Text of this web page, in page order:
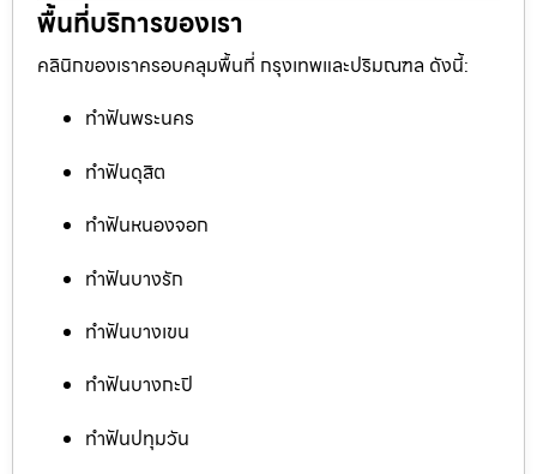
พื้นที่บริการของเรา
คลินิกของเราครอบคลุมพื้นที่ กรุงเทพและปริมณฑล ดังนี้:
ทำฟันพระนคร
ทำฟันดุสิต
ทำฟันหนองจอก
ทำฟันบางรัก
ทำฟันบางเขน
ทำฟันบางกะปิ
ทำฟันปทุมวัน